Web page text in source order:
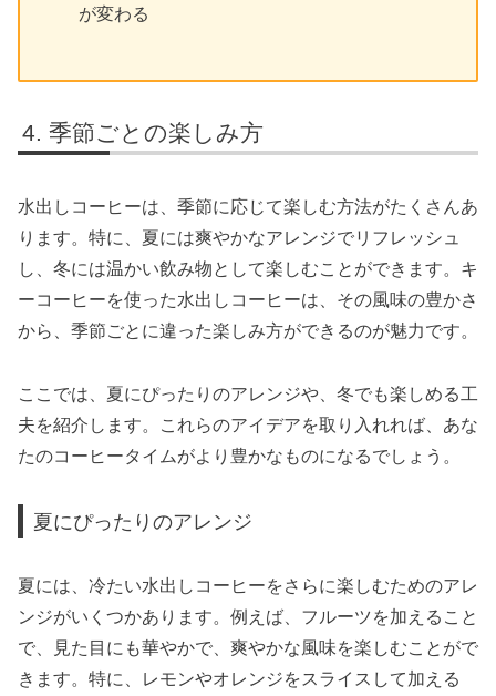
が変わる
季節ごとの楽しみ方
水出しコーヒーは、季節に応じて楽しむ方法がたくさんあ
ります。特に、夏には爽やかなアレンジでリフレッシュ
し、冬には温かい飲み物として楽しむことができます。キ
ーコーヒーを使った水出しコーヒーは、その風味の豊かさ
から、季節ごとに違った楽しみ方ができるのが魅力です。
ここでは、夏にぴったりのアレンジや、冬でも楽しめる工
夫を紹介します。これらのアイデアを取り入れれば、あな
たのコーヒータイムがより豊かなものになるでしょう。
夏にぴったりのアレンジ
夏には、冷たい水出しコーヒーをさらに楽しむためのアレ
ンジがいくつかあります。例えば、フルーツを加えること
で、見た目にも華やかで、爽やかな風味を楽しむことがで
きます。特に、レモンやオレンジをスライスして加える